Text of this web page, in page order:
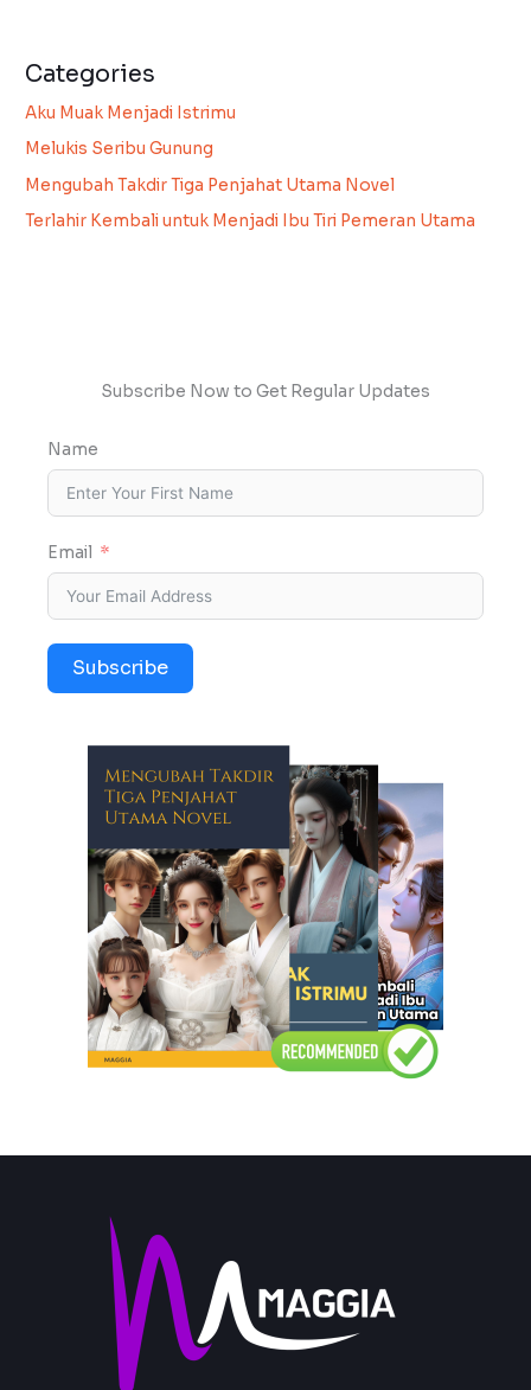
Categories
Aku Muak Menjadi Istrimu
Melukis Seribu Gunung
Mengubah Takdir Tiga Penjahat Utama Novel
Terlahir Kembali untuk Menjadi Ibu Tiri Pemeran Utama
Subscribe Now to Get Regular Updates
Name
Email
Subscribe